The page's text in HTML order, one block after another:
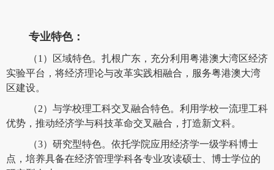
专业特色：
（1）区域特色。扎根广东，充分利用粤港澳大湾区经济
实验平台，将经济理论与改革实践相融合，服务粤港澳大湾
区建设。
（2）与学校理工科交叉融合特色。利用学校一流理工科
优势，推动经济学与科技革命交叉融合，打造新文科。
（3）研究型特色。依托学院应用经济学一级学科博士
点，培养具备在经济管理学科各专业攻读硕士、博士学位的